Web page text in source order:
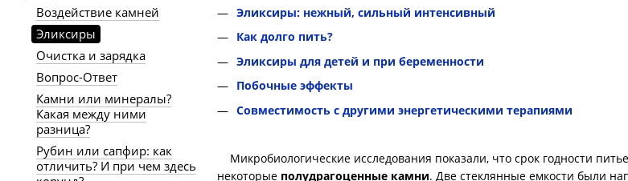
Эликсиры: нежный, сильный интенсивный
Как долго пить?
Эликсиры для детей и при беременности
Побочные эффекты
Совместимость с другими энергетическими терапиями
Микробиологические исследования показали, что срок годности
некоторые полудрагоценные камни. Две стеклянные емкости были
Воздействие камней
Эликсиры
Очистка и зарядка
Вопрос-Ответ
Камни или минералы?
Какая между ними
разница?
Рубин или сапфир: как
отличить? И при чем здесь